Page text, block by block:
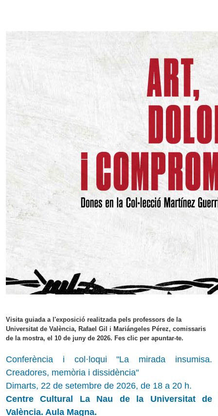
Visita guiada a l'exposició realitzada pels professors de la
Universitat de València, Rafael Gil i Mariángeles Pérez, comissaris
de la mostra, el 10 de juny de 2026. Fes clic per apuntar-te.
Conferència i col·loqui "La mirada insumisa.
Creadores, memòria i dissidència"
Dimarts, 22 de setembre de 2026, de 18 a 20 h.
Centre Cultural La Nau de la Universitat de
València. Aula Magna.